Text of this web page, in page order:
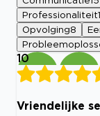
Professionaliteit
Opvolging8
10
Vriendelijke